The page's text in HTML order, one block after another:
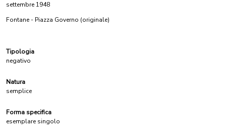
settembre 1948
Fontane - Piazza Governo (originale)
Tipologia
negativo
Natura
semplice
Forma specifica
esemplare singolo